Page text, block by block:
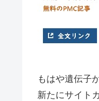
もはや遺伝子
新たにサイト